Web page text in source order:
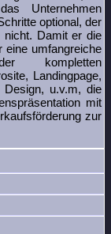
Unternehmen
optional, der
nicht. Damit er die
eine umfangreiche
kompletten
Landingpage,
Design, u.v.m, die
mit
zur